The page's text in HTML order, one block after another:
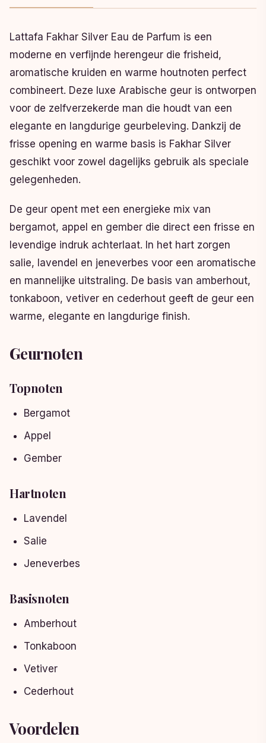
Lattafa Fakhar Silver Eau de Parfum is een
moderne en verfijnde herengeur die frisheid,
aromatische kruiden en warme houtnoten perfect
combineert. Deze luxe Arabische geur is ontworpen
voor de zelfverzekerde man die houdt van een
elegante en langdurige geurbeleving. Dankzij de
frisse opening en warme basis is Fakhar Silver
geschikt voor zowel dagelijks gebruik als speciale
gelegenheden.
De geur opent met een energieke mix van
bergamot, appel en gember die direct een frisse en
levendige indruk achterlaat. In het hart zorgen
salie, lavendel en jeneverbes voor een aromatische
en mannelijke uitstraling. De basis van amberhout,
tonkaboon, vetiver en cederhout geeft de geur een
warme, elegante en langdurige finish.
Geurnoten
Topnoten
Bergamot
Appel
Gember
Hartnoten
Lavendel
Salie
Jeneverbes
Basisnoten
Amberhout
Tonkaboon
Vetiver
Cederhout
Voordelen